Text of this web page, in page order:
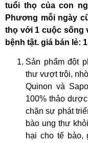
tuổi thọ của con
Phương mỗi ngày
thọ với 1 cuộc sống
bệnh tật. giá bán lẻ:
Sản phẩm đột
thư vượt trội,
Quinon và
100% thảo
chặn sự phát
bào ung thư
hại cho tế